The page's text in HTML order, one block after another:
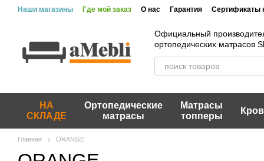
Перейти к основному контенту
Наши магазины Где мой заказ О нас Гарантия Сертификаты
Официальный
ортопедических матрасов
НА
СКЛАДЕ
Ортопедические
матрасы
Матрасы
топперы
Главная ORANGE